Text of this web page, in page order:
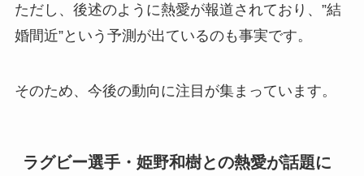
ただし、後述のように熱愛が報道されており、”結
婚間近”という予測が出ているのも事実です。
そのため、今後の動向に注目が集まっています。
ラグビー選手・姫野和樹との熱愛が話題に